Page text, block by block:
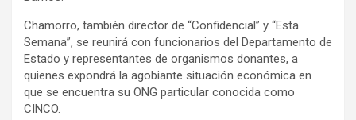
Chamorro, también director de “Confidencial” y “Esta
Semana”, se reunirá con funcionarios del Departamento de
Estado y representantes de organismos donantes, a
quienes expondrá la agobiante situación económica en
que se encuentra su ONG particular conocida como
CINCO.